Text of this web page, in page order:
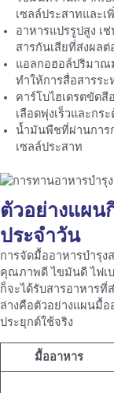
เซลล์ประสาทและเ
อาหารแปรรูปสูง เ
สารกันเสียที่ส่งผล
แอลกอฮอล์ปริมาณ
ทำให้การสื่อสารระ
คาร์โบไฮเดรตขัด
เลือดพุ่งเร็วและกร
น้ำมันพืชที่ผ่านการ
เซลล์ประสาท
ตัวอย่างแผน
ประจำวัน
การจัดมื้ออาหารบำรุง
คุณภาพดี ไขมันดี ไฟเ
ก็จะได้รับสารอาหารที่
ล่างคือตัวอย่างแผนมื้
ประยุกต์ใช้จริง
มื้ออาหาร